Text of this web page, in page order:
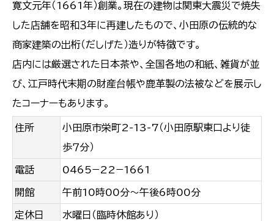
寛文元年（1661年）創業。現在の建物は関東大震災で焼失
した店舗を昭和３年に再建したもので、小田原の伝統的な
商家建築の出桁（だしげた）造りが特徴です。
店内には厳選された日本茶や、全国各地の和紙、雑貨が並
び、江戸時代末期の財産台帳や鹿革製の法被などを展示し
たコーナーもあります。
住所
小田原市栄町2-13-7（小田原駅東口より徒
歩７分）
電話 0465−22−1661
開館 午前10時00分〜午後6時00分
定休日 水曜日（臨時休館あり）